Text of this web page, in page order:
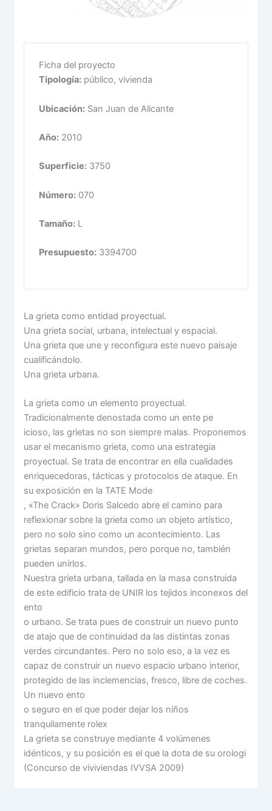
Ficha del proyecto
Tipología:público, vivienda
Ubicación:San Juan de Alicante
Año:2010
Superficie:3750
Número:070
Tamaño:L
Presupuesto:3394700
La grieta como entidad proyectual.
Una grieta social, urbana, intelectual y espacial.
Una grieta que une y reconfigura este nuevo paisaje
cualificándolo.
Una grieta urbana.
La grieta como un elemento proyectual.
Tradicionalmente denostada como un ente pe
icioso, las grietas no son siempre malas. Proponemos
usar el mecanismo grieta, como una estrategia
proyectual. Se trata de encontrar en ella cualidades
enriquecedoras, tácticas y protocolos de ataque. En
su exposición en la TATE Mode
, «The Crack» Doris Salcedo abre el camino para
reflexionar sobre la grieta como un objeto artístico,
pero no solo sino como un acontecimiento. Las
grietas separan mundos, pero porque no, también
pueden unirlos.
Nuestra grieta urbana, tallada en la masa construida
de este edificio trata de UNIR los tejidos inconexos del
ento
o urbano. Se trata pues de construir un nuevo punto
de atajo que de continuidad da las distintas zonas
verdes circundantes. Pero no solo eso, a la vez es
capaz de construir un nuevo espacio urbano interior,
protegido de las inclemencias, fresco, libre de coches.
Un nuevo ento
o seguro en el que poder dejar los niños
tranquilamente rolex
La grieta se construye mediante 4 volúmenes
idénticos, y su posición es el que la dota de su orologi
(Concurso de viviviendas IVVSA 2009)